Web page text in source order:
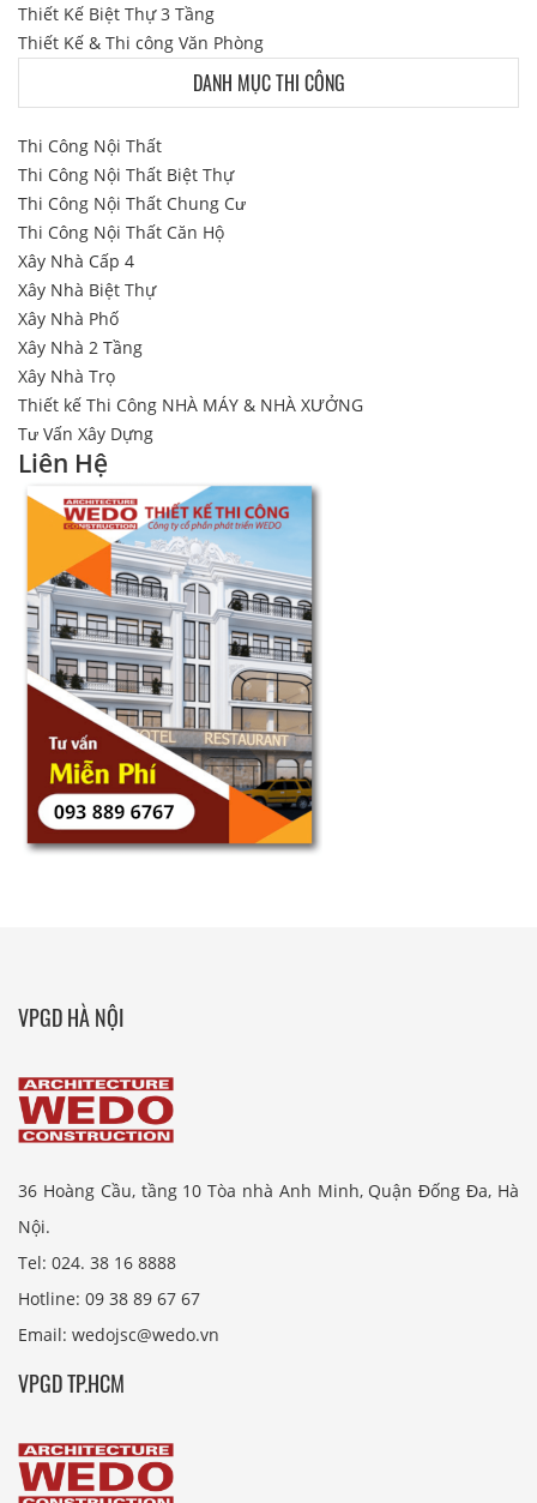
Thiết Kế Biệt Thự 3 Tầng
Thiết Kế & Thi công Văn Phòng
DANH MỤC THI CÔNG
Thi Công Nội Thất
Thi Công Nội Thất Biệt Thự
Thi Công Nội Thất Chung Cư
Thi Công Nội Thất Căn Hộ
Xây Nhà Cấp 4
Xây Nhà Biệt Thự
Xây Nhà Phố
Xây Nhà 2 Tầng
Xây Nhà Trọ
Thiết kế Thi Công NHÀ MÁY & NHÀ XƯỞNG
Tư Vấn Xây Dựng
Liên Hệ
VPGD HÀ NỘI
36 Hoàng Cầu, tầng 10 Tòa nhà Anh Minh, Quận Đống Đa, Hà
Nội.
Tel: 024. 38 16 8888
Hotline: 09 38 89 67 67
Email: wedojsc@wedo.vn
VPGD TP.HCM